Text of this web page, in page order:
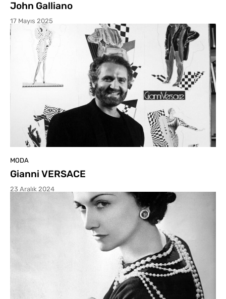
John Galliano
17 Mayıs 2025
MODA
Gianni VERSACE
23 Aralık 2024